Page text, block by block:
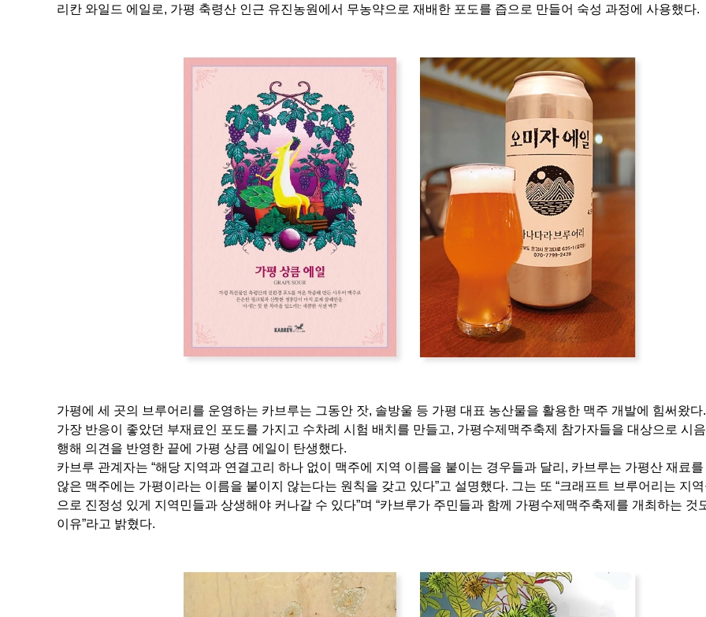
리칸 와일드 에일로, 가평 축령산 인근 유진농원에서 무농약으로 재배한 포도를 즙으로 만들어 숙성 과정에 사용했다.
가평에 세 곳의 브루어리를 운영하는 카브루는 그동안 잣, 솔방울 등 가평 대표 농산물을 활용한 맥주 개발에 힘써왔다
가장 반응이 좋았던 부재료인 포도를 가지고 수차례 시험 배치를 만들고, 가평수제맥주축제 참가자들을 대상으로 시
행해 의견을 반영한 끝에 가평 상큼 에일이 탄생했다.
카브루 관계자는 “해당 지역과 연결고리 하나 없이 맥주에 지역 이름을 붙이는 경우들과 달리, 카브루는 가평산 재료를
않은 맥주에는 가평이라는 이름을 붙이지 않는다는 원칙을 갖고 있다”고 설명했다. 그는 또 “크래프트 브루어리는 지
으로 진정성 있게 지역민들과 상생해야 커나갈 수 있다”며 “카브루가 주민들과 함께 가평수제맥주축제를 개최하는 것
이유”라고 밝혔다.